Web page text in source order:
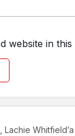
website in
Lachie